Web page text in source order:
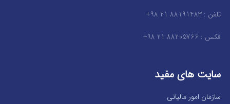
تلفن : 88191483 21 98+
فکس : 88205766 21 98+
سایت های مفید
سازمان امور مالیاتی